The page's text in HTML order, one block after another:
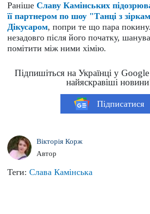
Раніше Славу Камінських
її партнером по шоу "Танці з
Дікусаром, попри те що пара
незадовго після його початку,
помітити між ними хімію.
Підпишіться на Українці у
найяскравіші
Підписатися
Вікторія Корж
Автор
Теги: Слава Камінська